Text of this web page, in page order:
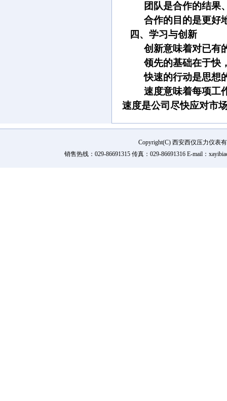
团队是合作的结果
合作的目的是更好
四、 学习与创新
创新意味着对已有
领先的基础在于快
快速的行动是思想
速度意味着每项工
速度是公司尽快应对市
Copyright(C) 西安西仪压力仪表
销售热线：029-86691315 传真：029-86691316 E-mail：